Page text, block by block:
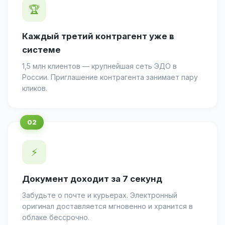
🏆
Каждый третий контрагент уже в
системе
1,5 млн клиентов — крупнейшая сеть ЭДО в
России. Приглашение контрагента занимает пару
кликов.
⚡
Документ доходит за 7 секунд
Забудьте о почте и курьерах. Электронный
оригинал доставляется мгновенно и хранится в
облаке бессрочно.